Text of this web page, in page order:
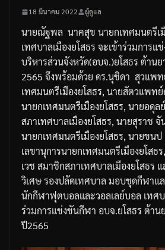
18 มีนาคม 2022 ผู้ดูแล
นายณัฐพล นาคสุข นายกเทศมนตรีเ
เทศบาลเมืองยโสธร จะเข้าร่วมการแ
บริหารส่วนจังหวัด(อบจ.)ยโสธร ต้านย
2565 จึงพร้อมด้วย ดร.นุชิดา สุวแพท
เทศมนตรีเมืองยโสธร,นายสัตวแพท
นายกเทศมนตรีเมืองยโสธร,นายอดุลย์
สภาเทศบาลเมืองยโสธร,นายสุราช จั
นายกเทศมนตรีเมืองยโสธร,นายขนป
เลขานุการนายกเทศมนตรีเมืองยโสธร,
เวช สมาชิกสภาเทศบาลเมืองยโสธร
วิเศษรองปลัดเทศบาล มอบชุดกีฬาแ
นักกีฬาฟุตบอลและวอลเลย์บอล เทศ
ร่วมการแข่งขันกีฬา อบจ.ยโสธร ต้าน
ปี2565